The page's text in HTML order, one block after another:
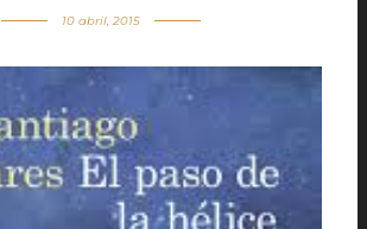
10 abril, 2015